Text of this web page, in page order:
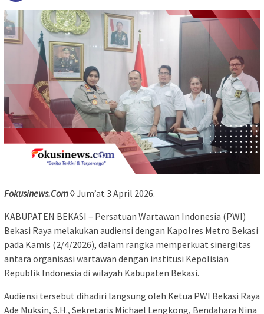
Fokusinews.Com◊ Jum’at 3 April 2026.
KABUPATEN BEKASI – Persatuan Wartawan Indonesia (PWI)
Bekasi Raya melakukan audiensi dengan Kapolres Metro Bekasi
pada Kamis (2/4/2026), dalam rangka memperkuat sinergitas
antara organisasi wartawan dengan institusi Kepolisian
Republik Indonesia di wilayah Kabupaten Bekasi.
Audiensi tersebut dihadiri langsung oleh Ketua PWI Bekasi Raya
Ade Muksin, S.H., Sekretaris Michael Lengkong, Bendahara Nina